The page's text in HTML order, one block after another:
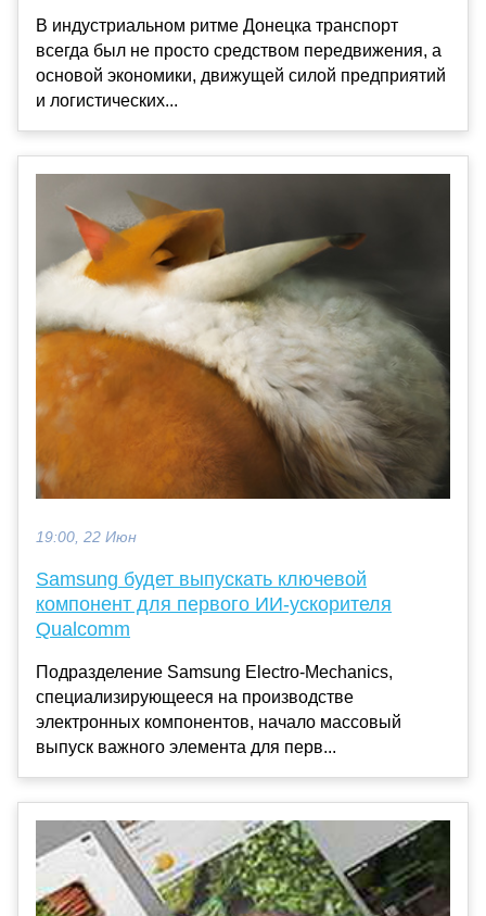
В индустриальном ритме Донецка транспорт
всегда был не просто средством передвижения, а
основой экономики, движущей силой предприятий
и логистических...
19:00, 22 Июн
Samsung будет выпускать ключевой
компонент для первого ИИ-ускорителя
Qualcomm
Подразделение Samsung Electro-Mechanics,
специализирующееся на производстве
электронных компонентов, начало массовый
выпуск важного элемента для перв...